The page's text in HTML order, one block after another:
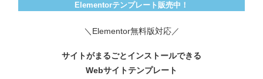
Elementorテンプレート販売中！
＼Elementor無料版対応／
サイトがまるごとインストールできる
Webサイトテンプレート